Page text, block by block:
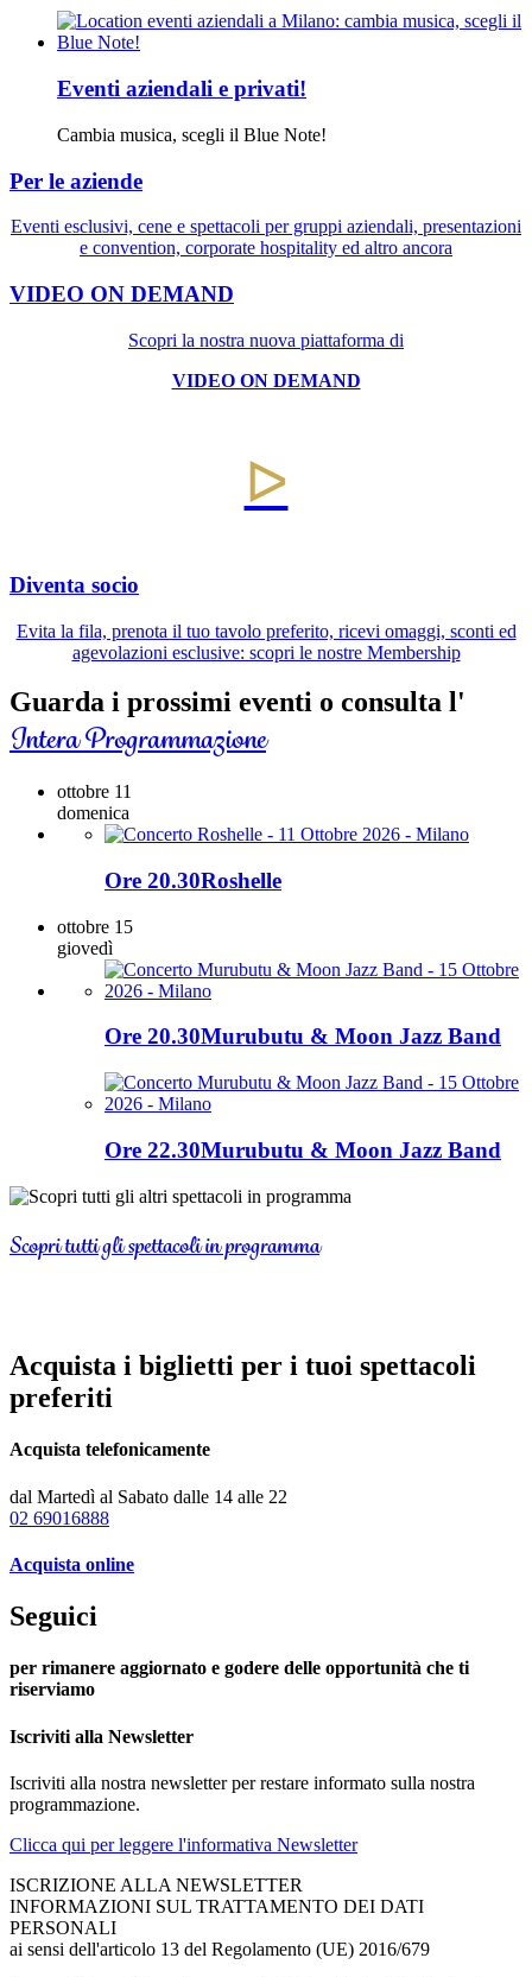
Eventi aziendali e privati!
Cambia musica, scegli il Blue Note!
Per le aziende
Eventi esclusivi, cene e spettacoli per gruppi aziendali, presentazioni
e convention, corporate hospitality ed altro ancora
VIDEO ON DEMAND
Scopri la nostra nuova piattaforma di
VIDEO ON DEMAND
ᐅ
Diventa socio
Evita la fila, prenota il tuo tavolo preferito, ricevi omaggi, sconti ed
agevolazioni esclusive: scopri le nostre Membership
Guarda i prossimi eventi o consulta l'
Intera Programmazione
ottobre 11
domenica
Ore 20.30Roshelle
ottobre 15
giovedì
Ore 20.30Murubutu & Moon Jazz Band
Ore 22.30Murubutu & Moon Jazz Band
Scopri tutti gli spettacoli in programma
Acquista i biglietti per i tuoi spettacoli
preferiti
Acquista telefonicamente
dal Martedì al Sabato dalle 14 alle 22
02 69016888
Acquista online
Seguici
per rimanere aggiornato e godere delle opportunità che ti
riserviamo
Iscriviti alla Newsletter
Iscriviti alla nostra newsletter per restare informato sulla nostra
programmazione.
Clicca qui per leggere l'informativa Newsletter
ISCRIZIONE ALLA NEWSLETTER
INFORMAZIONI SUL TRATTAMENTO DEI DATI
PERSONALI
ai sensi dell'articolo 13 del Regolamento (UE) 2016/679